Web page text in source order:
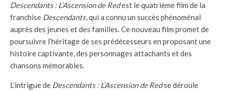
Descendants : L’Ascension de Redest le quatrième film de la
franchise Descendants, qui a connu un succès phénoménal
auprès des jeunes et des familles. Ce nouveau film promet de
poursuivre l’héritage de ses prédécesseurs en proposant une
histoire captivante, des personnages attachants et des
chansons mémorables.
L’intrigue de Descendants : L’Ascension de Redse déroule